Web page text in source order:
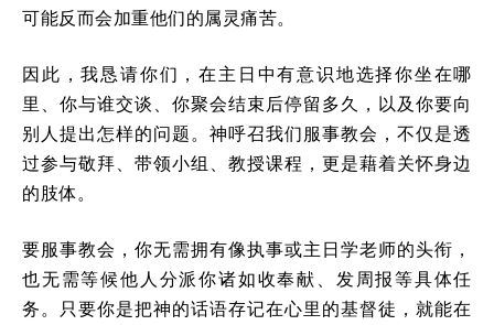
可能反而会加重他们的属灵痛苦。
因此，我恳请你们，在主日中有意识地选择你坐在哪
里、你与谁交谈、你聚会结束后停留多久，以及你要向
别人提出怎样的问题。神呼召我们服事教会，不仅是透
过参与敬拜、带领小组、教授课程，更是藉着关怀身边
的肢体。
要服事教会，你无需拥有像执事或主日学老师的头衔，
也无需等候他人分派你诸如收奉献、发周报等具体任
务。只要你是把神的话语存记在心里的基督徒，就能在